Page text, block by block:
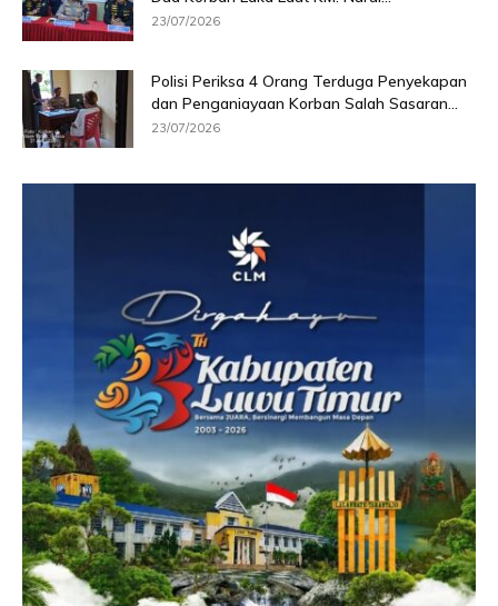
23/07/2026
Polisi Periksa 4 Orang Terduga Penyekapan
dan Penganiayaan Korban Salah Sasaran...
23/07/2026